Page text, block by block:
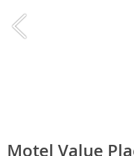
Motel Value